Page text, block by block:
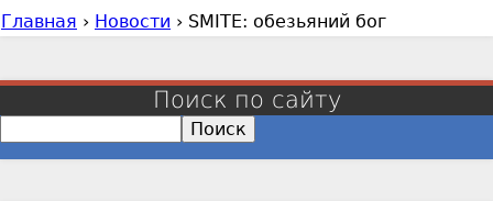
В
д
е
Главная › Новости › SMITE: обезьяний бог
Поиск по сайту